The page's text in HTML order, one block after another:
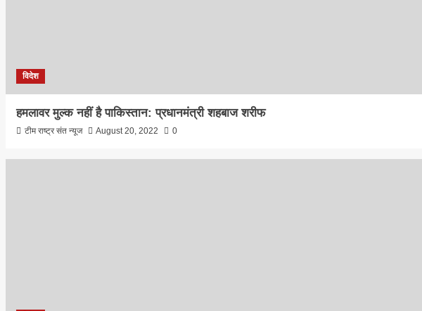
विदेश
हमलावर मुल्क नहीं है पाकिस्तान: प्रधानमंत्री शहबाज शरीफ
टीम राष्ट्र संत न्यूज August 20, 2022 0